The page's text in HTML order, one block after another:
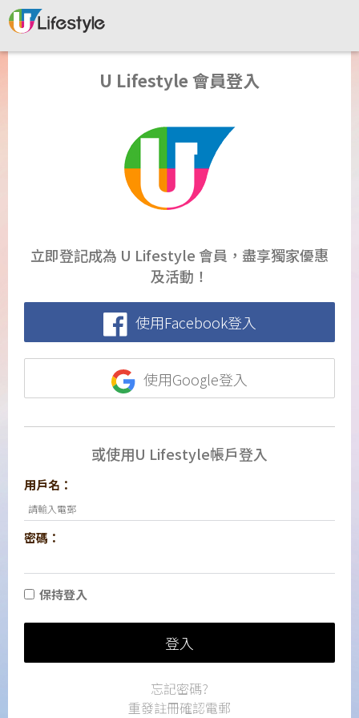
U Lifestyle 會員登入
立即登記成為 U Lifestyle 會員，盡享獨家優惠
及活動！
使用Facebook登入
使用Google登入
或使用U Lifestyle帳戶登入
用戶名：
密碼：
保持登入
登入
忘記密碼?
重發註冊確認電郵